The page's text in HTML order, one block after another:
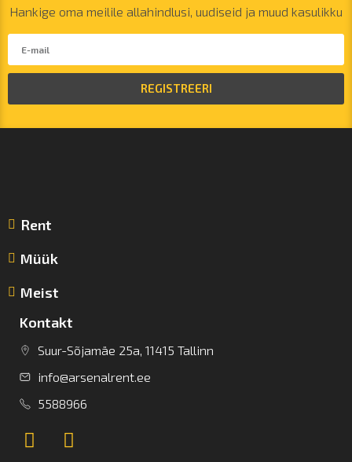
Hankige oma meilile allahindlusi, uudiseid ja muud kasulikku
REGISTREERI
Rent
Müük
Meist
Kontakt
Suur-Sõjamäe 25a, 11415 Tallinn
info@arsenalrent.ee
5588966